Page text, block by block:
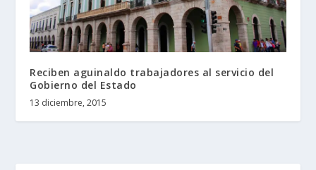
Reciben aguinaldo trabajadores al servicio del
Gobierno del Estado
13 diciembre, 2015